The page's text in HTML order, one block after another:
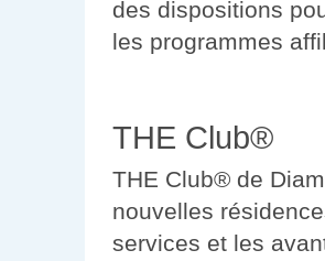
des dispositions
les programmes
THE Club®
THE Club® de
nouvelles
services et les